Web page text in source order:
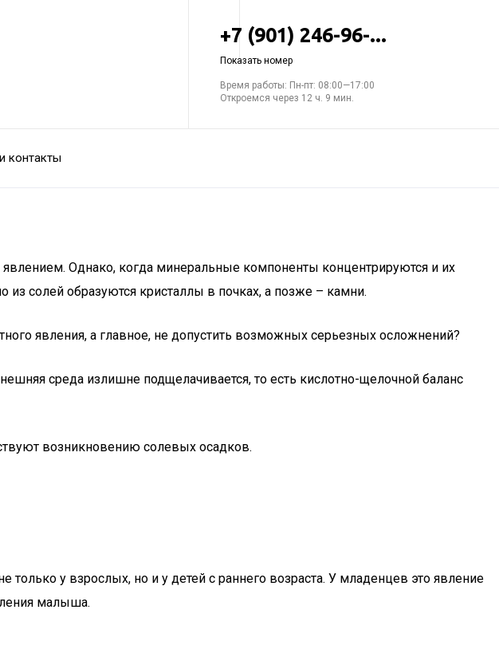
+7 (901) 246-96-...
Показать номер
Время работы: Пн-пт: 08:00—17:00
Откроемся через 12 ч. 9 мин.
контакты
Однако, когда минеральные компоненты концентрируются и их
солей образуются кристаллы в почках, а позже – камни.
явления, а главное, не допустить возможных серьезных осложнений?
среда излишне подщелачивается, то есть кислотно-щелочной баланс
возникновению солевых осадков.
у взрослых, но и у детей с раннего возраста. У младенцев это явление
малыша.